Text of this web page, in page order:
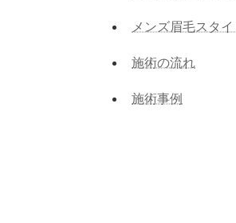
メンズ眉毛スタ
施術の流れ
施術事例